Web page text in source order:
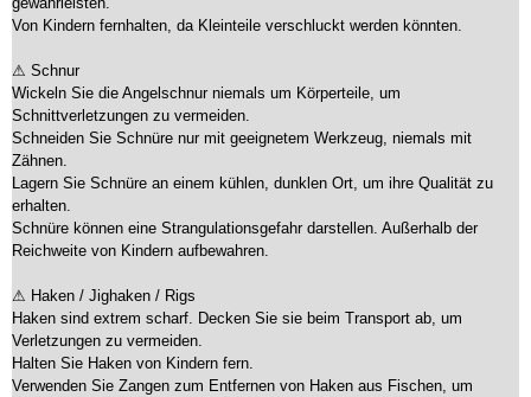
Von Kindern fernhalten, da Kleinteile verschluckt werden könnten.
⚠ Schnur
Wickeln Sie die Angelschnur niemals um Körperteile, um
Schnittverletzungen zu vermeiden.
Schneiden Sie Schnüre nur mit geeignetem Werkzeug, niemals mit
Zähnen.
Lagern Sie Schnüre an einem kühlen, dunklen Ort, um ihre Qualität zu
erhalten.
Schnüre können eine Strangulationsgefahr darstellen. Außerhalb der
Reichweite von Kindern aufbewahren.
⚠ Haken / Jighaken / Rigs
Haken sind extrem scharf. Decken Sie sie beim Transport ab, um
Verletzungen zu vermeiden.
Halten Sie Haken von Kindern fern.
Verwenden Sie Zangen zum Entfernen von Haken aus Fischen, um